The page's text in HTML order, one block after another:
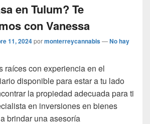
en Tulum? Te
con Vanessa
11, 2024pormonterreycannabis—No hay
raíces con experiencia en el
disponible para estar a tu lado
la propiedad adecuada para ti
en inversiones en bienes
brindar una asesoría